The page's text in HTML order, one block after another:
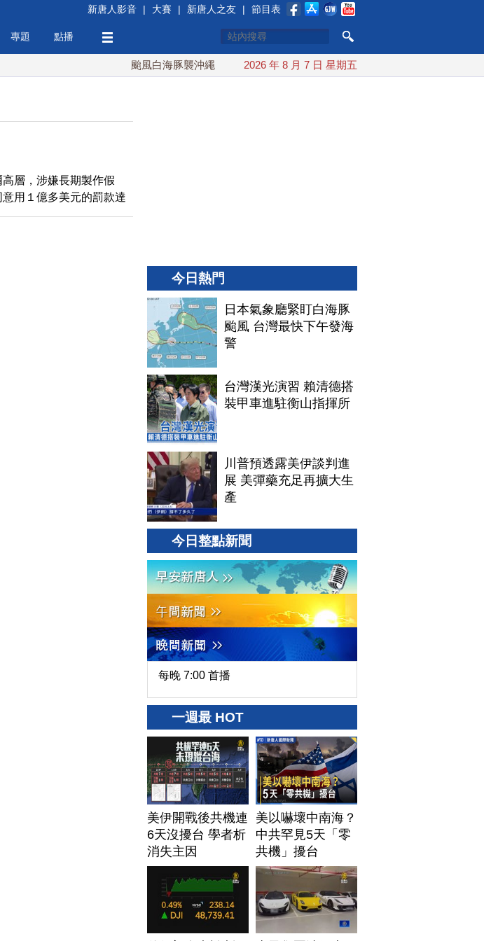
新唐人影音 | 大賽 | 新唐人之友 | 節目表
專題 點播
颱風白海豚襲沖繩 週末最近台灣 10日登陸浙江
2026 年 8 月 7 日 星期五
層，涉嫌長期製作假
用１億多美元的罰款達
今日熱門
日本氣象廳緊盯白海豚
颱風 台灣最快下午發海
警
台灣漢光演習 賴清德搭
裝甲車進駐衡山指揮所
川普預透露美伊談判進
展 美彈藥充足再擴大生
產
今日整點新聞
每晚 7:00 首播
一週最 HOT
美伊開戰後共機連
6天沒擾台 學者析
消失主因
美以嚇壞中南海？
中共罕見5天「零
共機」擾台